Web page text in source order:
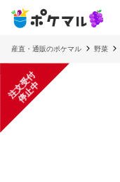
産直・通販のポケマル 野菜
注
文
受
付
停
止
中